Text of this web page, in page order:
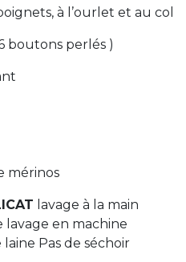
à l’ourlet et au col
boutons perlés )
mérinos
lavage à la main
en machine
Pas de séchoir